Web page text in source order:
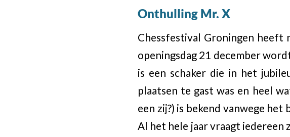
Onthulling Mr. X
Chessfestival Groningen heeft
openingsdag 21 december
is een schaker die in het
plaatsen te gast was en heel
een zij?) is bekend vanwege
Al het hele jaar vraagt iedereen